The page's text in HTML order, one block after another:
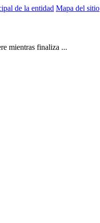
de la entidad Mapa del sitio
mientras finaliza ...